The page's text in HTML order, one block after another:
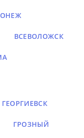
ВСЕВОЛОЖСК
ГЕОРГИЕВСК
ГРОЗНЫЙ